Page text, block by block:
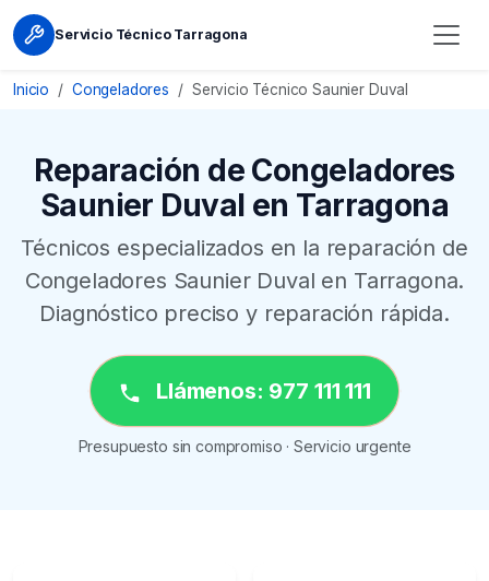
Servicio Técnico Tarragona
Inicio Congeladores Servicio Técnico Saunier Duval
Reparación de Congeladores
Saunier Duval en Tarragona
Técnicos especializados en la reparación de
Congeladores Saunier Duval en Tarragona.
Diagnóstico preciso y reparación rápida.
Llámenos: 977 111 111
Presupuesto sin compromiso · Servicio urgente